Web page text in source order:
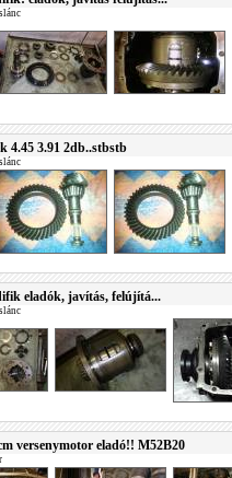
4.45 3.91 2db..stbstb
eladók, javítás, felújítá...
versenymotor eladó!! M52B20